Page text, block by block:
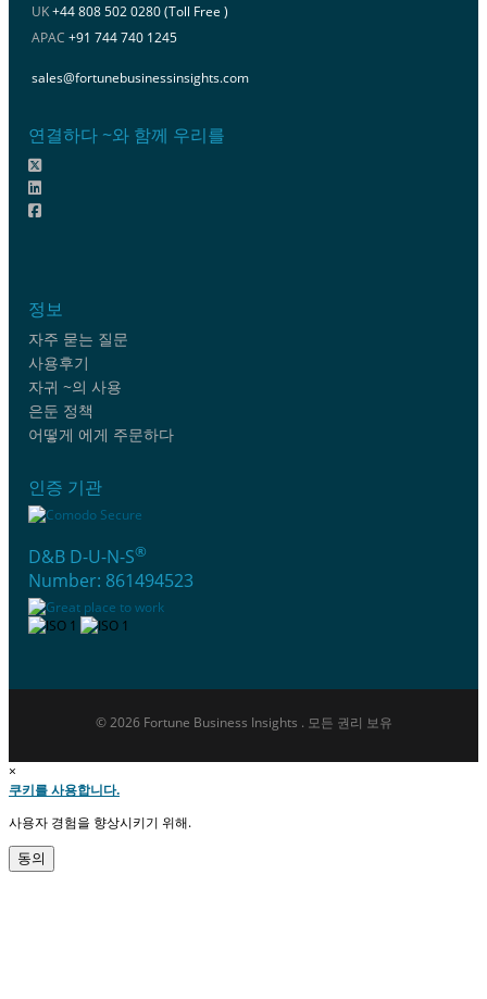
UK+44 808 502 0280 (Toll Free )
APAC +91 744 740 1245
sales@fortunebusinessinsights.com
연결하다 ~와 함께 우리를
정보
자주 묻는 질문
사용후기
자귀 ~의 사용
은둔 정책
어떻게 에게 주문하다
인증 기관
D&B D-U-N-S®
Number: 861494523
© 2026 Fortune Business Insights . 모든 권리 보유
×
쿠키를 사용합니다.
사용자 경험을 향상시키기 위해.
동의